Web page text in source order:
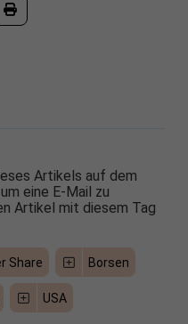
Artikels auf dem
eine E-Mail zu
Artikel mit diesem Tag
Share Borsen
USA